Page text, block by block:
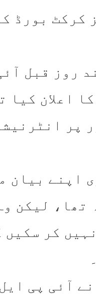
کرکٹ بورڈ
اعلان کیا
پر
اپنے بیان
تھا، لیکن
کر سکیں